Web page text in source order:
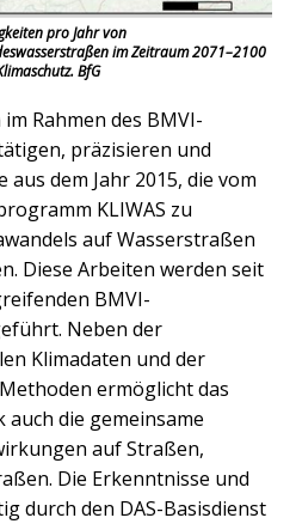
pro Jahr von
im Zeitraum 2071–2100
BfG
Rahmen des BMVI-
präzisieren und
dem Jahr 2015, die vom
KLIWAS zu
auf Wasserstraßen
Diese Arbeiten werden seit
BMVI-
Neben der
Klimadaten und der
ermöglicht das
die gemeinsame
auf Straßen,
Die Erkenntnisse und
durch den DAS-Basisdienst